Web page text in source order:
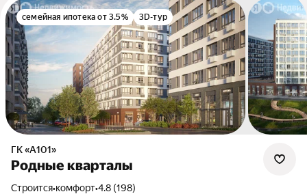
семейная ипотека от 3.5% 3D-тур
ГК «А101»
Родные кварталы
Строится•комфорт•4.8 (198)